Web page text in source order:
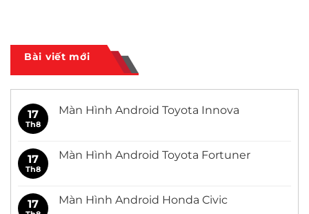
Bài viết mới
17
Th8
Màn Hình Android Toyota Innova
luận
ở
Toyota
Innova
17
Th8
Màn Hình Android Toyota Fortuner
luận
ở
17 Màn Hình Android Honda Civic